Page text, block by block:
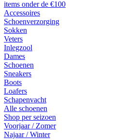
items onder de €100
Accessoires
Schoenverzorging
Sokken
Veters
Inlegzool
Dames
Schoenen
Sneakers
Boots
Loafers
Schapenvacht
Alle schoenen
Shop per seizoen
Voorjaar / Zomer
Najaar / Winter